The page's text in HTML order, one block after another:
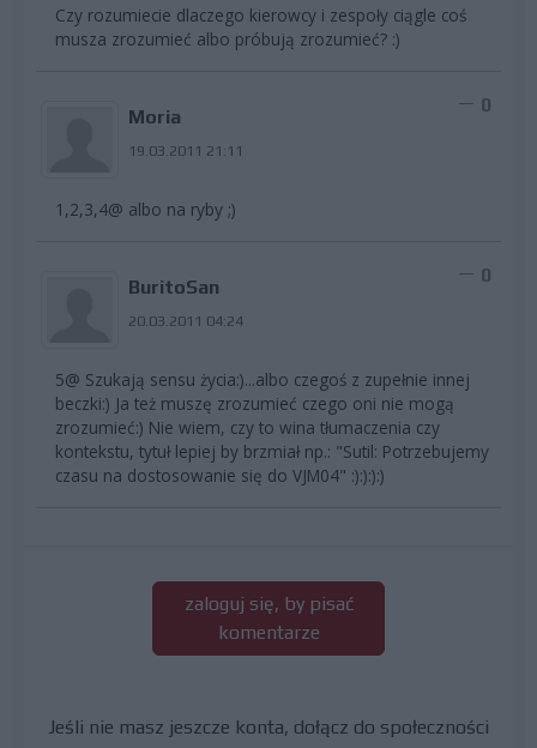
Czy rozumiecie dlaczego kierowcy i zespoły ciągle coś
musza zrozumieć albo próbują zrozumieć? :)
Moria
19.03.2011 21:11
0
1,2,3,4@ albo na ryby ;)
BuritoSan
20.03.2011 04:24
0
5@ Szukają sensu życia:)...albo czegoś z zupełnie innej
beczki:) Ja też muszę zrozumieć czego oni nie mogą
zrozumieć:) Nie wiem, czy to wina tłumaczenia czy
kontekstu, tytuł lepiej by brzmiał np.: "Sutil: Potrzebujemy
czasu na dostosowanie się do VJM04" :):):):)
zaloguj się, by pisać
komentarze
Jeśli nie masz jeszcze konta, dołącz do społeczności